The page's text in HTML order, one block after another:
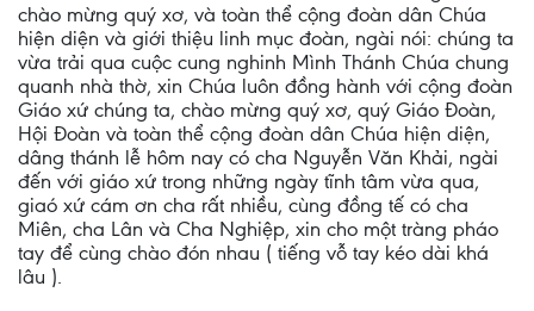
chào mừng quý xơ, và toàn thể cộng đoàn dân Chúa
hiện diện và giới thiệu linh mục đoàn, ngài nói: chúng ta
vừa trải qua cuộc cung nghinh Mình Thánh Chúa chung
quanh nhà thờ, xin Chúa luôn đồng hành với cộng đoàn
Giáo xứ chúng ta, chào mừng quý xơ, quý Giáo Đoàn,
Hội Đoàn và toàn thể cộng đoàn dân Chúa hiện diện,
dâng thánh lễ hôm nay có cha Nguyễn Văn Khải, ngài
đến với giáo xứ trong những ngày tĩnh tâm vừa qua,
giaó xứ cám ơn cha rất nhiều, cùng đồng tế có cha
Miên, cha Lân và Cha Nghiệp, xin cho một tràng pháo
tay để cùng chào đón nhau ( tiếng vỗ tay kéo dài khá
lâu ).